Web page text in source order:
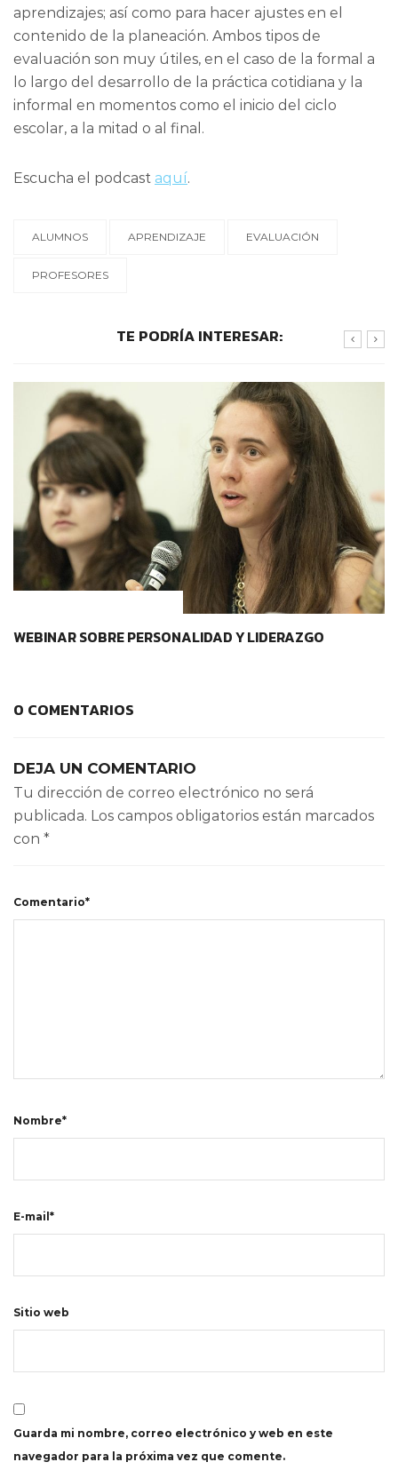
aprendizajes; así como para hacer ajustes en el
contenido de la planeación. Ambos tipos de
evaluación son muy útiles, en el caso de la formal a
lo largo del desarrollo de la práctica cotidiana y la
informal en momentos como el inicio del ciclo
escolar, a la mitad o al final.
Escucha el podcast aquí.
ALUMNOS APRENDIZAJE EVALUACIÓN
PROFESORES
TE PODRÍA INTERESAR:
WEBINAR SOBRE PERSONALIDAD Y LIDERAZGO
0 COMENTARIOS
DEJA UN COMENTARIO
Tu dirección de correo electrónico no será
publicada. Los campos obligatorios están marcados
con *
Comentario*
Nombre*
E-mail*
Sitio web
Guarda mi nombre, correo electrónico y web en este
navegador para la próxima vez que comente.